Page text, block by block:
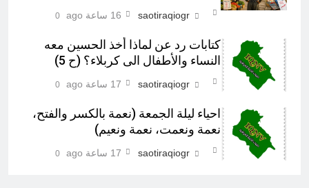
saotiraqiogr 16 ساعة ago 0
كتابات رد عن لماذا أخذ الحسين معه
النساء والأطفال الى كربلاء؟ (ح 5)
saotiraqiogr 17 ساعة ago 0
احياء ليلة الجمعة (نعمة بالكسر والفتح،
نعمة ونعمت، نعمة ونعيم)
saotiraqiogr 17 ساعة ago 0